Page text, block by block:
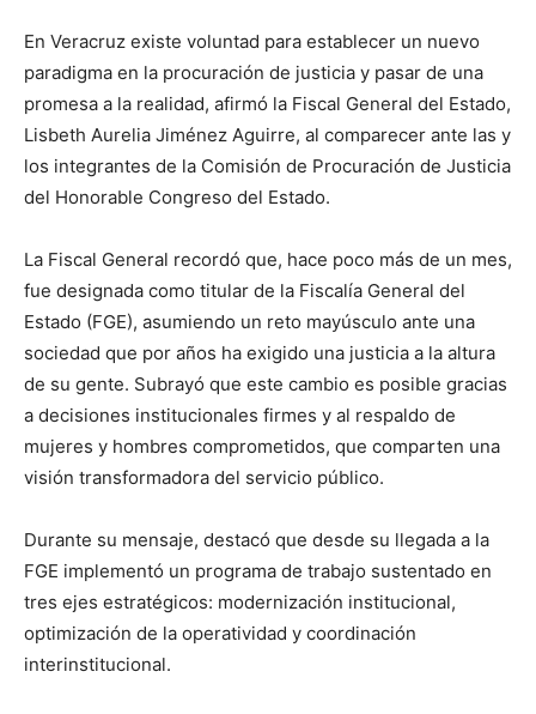
En Veracruz existe voluntad para establecer un nuevo
paradigma en la procuración de justicia y pasar de una
promesa a la realidad, afirmó la Fiscal General del Estado,
Lisbeth Aurelia Jiménez Aguirre, al comparecer ante las y
los integrantes de la Comisión de Procuración de Justicia
del Honorable Congreso del Estado.
La Fiscal General recordó que, hace poco más de un mes,
fue designada como titular de la Fiscalía General del
Estado (FGE), asumiendo un reto mayúsculo ante una
sociedad que por años ha exigido una justicia a la altura
de su gente. Subrayó que este cambio es posible gracias
a decisiones institucionales firmes y al respaldo de
mujeres y hombres comprometidos, que comparten una
visión transformadora del servicio público.
Durante su mensaje, destacó que desde su llegada a la
FGE implementó un programa de trabajo sustentado en
tres ejes estratégicos: modernización institucional,
optimización de la operatividad y coordinación
interinstitucional.